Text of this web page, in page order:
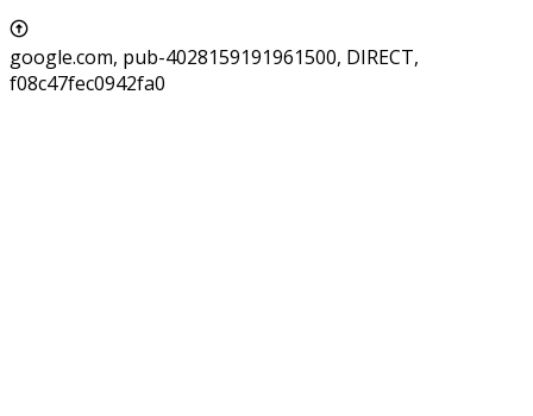
google.com, pub-4028159191961500, DIRECT,
f08c47fec0942fa0